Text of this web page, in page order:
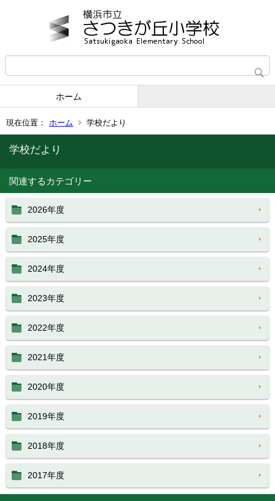
ホーム
現在位置： ホーム 学校だより
学校だより
関連するカテゴリー
2026年度
2025年度
2024年度
2023年度
2022年度
2021年度
2020年度
2019年度
2018年度
2017年度